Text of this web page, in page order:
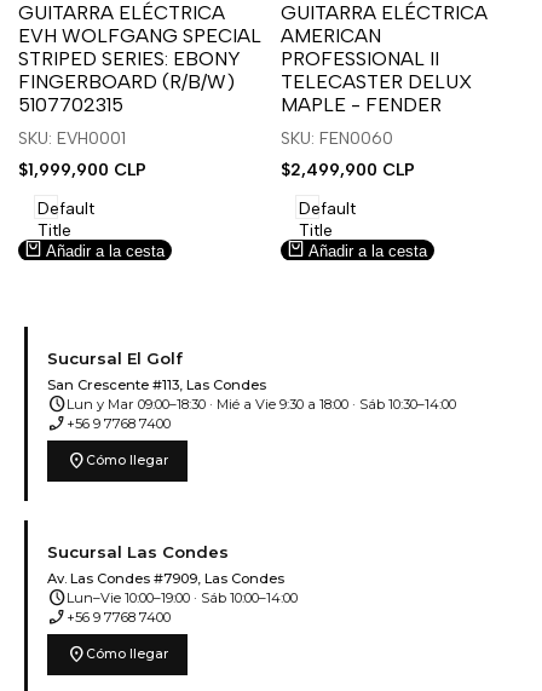
para
usar
la
lista
deseos.
para
usar
Compare
GUITARRA ELÉCTRICA
EVH WOLFGANG SPECIAL
STRIPED SERIES: EBONY
FINGERBOARD (R/B/W)
5107702315
SKU: EVH0001
Precio
venta
$1,999,900 CLP
Default
Title
Añadir a la cesta
para
usar
la
lista
deseos.
para
usar
Compare
GUITARRA ELÉCTRICA
AMERICAN
PROFESSIONAL II
TELECASTER DELUX
MAPLE - FENDER
SKU: FEN0060
Precio
venta
$2,499,900 CLP
Default
Title
Añadir a la cesta
Sucursal El Golf
San Crescente #113, Las Condes
scheduleLun y Mar 09:00–18:30 · Mié a Vie 9:30 a 18:00 · Sáb 10:30–14:00
phone_enabled +56 9 7768 7400
location_on Cómo llegar
Sucursal Las Condes
Av. Las Condes #7909, Las Condes
scheduleLun–Vie 10:00–19:00 · Sáb 10:00–14:00
phone_enabled +56 9 7768 7400
location_on Cómo llegar